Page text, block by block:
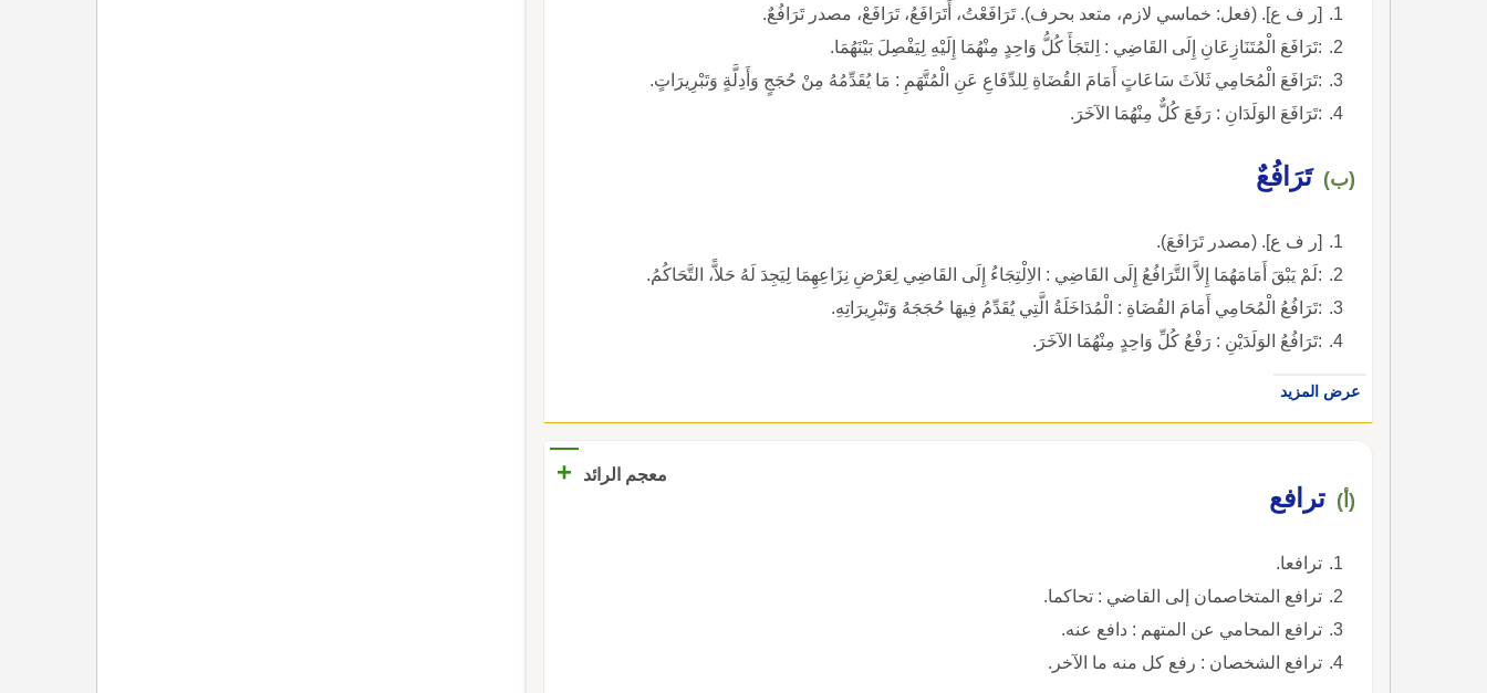
[ر ف ع]. (فعل: خماسي لازم، متعد بحرف). تَرَافَعْتُ، أَتَرَافَعُ، تَرَافَعْ، مصدر تَرَافُعٌ.
:تَرَافَعَ الْمُتَنَازِعَانِ إِلَى القَاضِي : اِلتَجَأَ كُلُّ وَاحِدٍ مِنْهُمَا إِلَيْهِ لِيَفْصِلَ بَيْنَهُمَا.
:تَرَافَعَ الْمُحَامِي ثَلاَثَ سَاعَاتٍ أَمَامَ القُضَاةِ لِلدِّفَاعِ عَنِ الْمُتَّهَمِ : مَا يُقَدِّمُهُ مِنْ حُجَجٍ وَأَدِلَّةٍ وَتَبْرِيرَاتٍ.
:تَرَافَعَ الوَلَدَانِ : رَفَعَ كُلٌّ مِنْهُمَا الآخَرَ.
(ب) تَرَافُعٌ
[ر ف ع]. (مصدر تَرَافَعَ).
:لَمْ يَبْقَ أَمَامَهُمَا إِلاَّ التَّرَافُعُ إِلَى القَاضِي : الاِلْتِجَاءُ إِلَى القَاضِي لِعَرْضِ نِزَاعِهِمَا لِيَجِدَ لَهُ حَلاًّ، التَّحَاكُمُ.
:تَرَافُعُ الْمُحَامِي أَمَامَ القُضَاةِ : الْمُدَاخَلَةُ الَّتِي يُقَدِّمُ فِيهَا حُجَجَهُ وَتَبْرِيرَاتِهِ.
:تَرَافُعُ الوَلَدَيْنِ : رَفْعُ كُلِّ وَاحِدٍ مِنْهُمَا الآخَرَ.
عرض المزيد
معجم الرائد +
(أ) ترافع
ترافعا.
ترافع المتخاصمان إلى القاضي : تحاكما.
ترافع المحامي عن المتهم : دافع عنه.
ترافع الشخصان : رفع كل منه ما الآخر.